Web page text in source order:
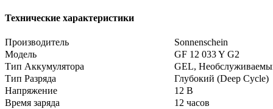
Технические характеристики
Производитель
Sonnenschein
Модель
GF 12 033 Y G2
Тип Аккумулятора
GEL,
Тип Разряда
Глубокий (Deep Cycle)
Напряжение
12 В
Время заряда
12 часов